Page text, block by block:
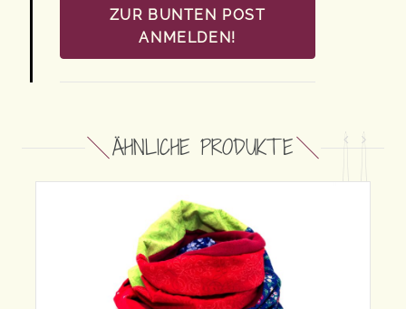
ZUR BUNTEN POST
ANMELDEN!
ÄHNLICHE PRODUKTE